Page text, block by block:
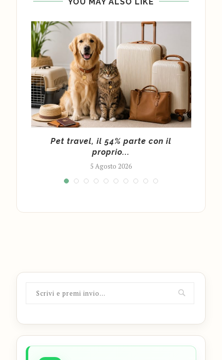
Pet travel, il 54% parte con il
proprio...
5 Agosto 2026